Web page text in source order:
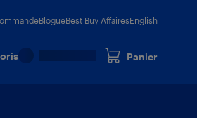
BlogueBest Buy AffairesEnglish
Panier